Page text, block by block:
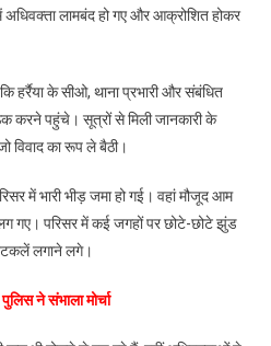
लामबंद हो गए और आक्रोशित होकर
हर्रैया के सीओ, थाना प्रभारी और संबंधित
करने पहुंचे। सूत्रों से मिली जानकारी के
विवाद का रूप ले बैठी।
में भारी भीड़ जमा हो गई। वहां मौजूद आम
गए। परिसर में कई जगहों पर छोटे-छोटे झुंड
लगाने लगे।
ने संभाला मोर्चा